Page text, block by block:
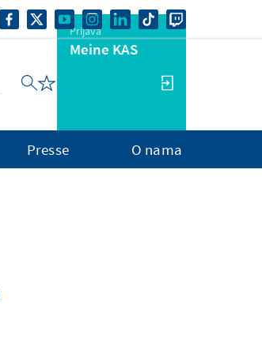
Prijava
Meine KAS
Presse O nama